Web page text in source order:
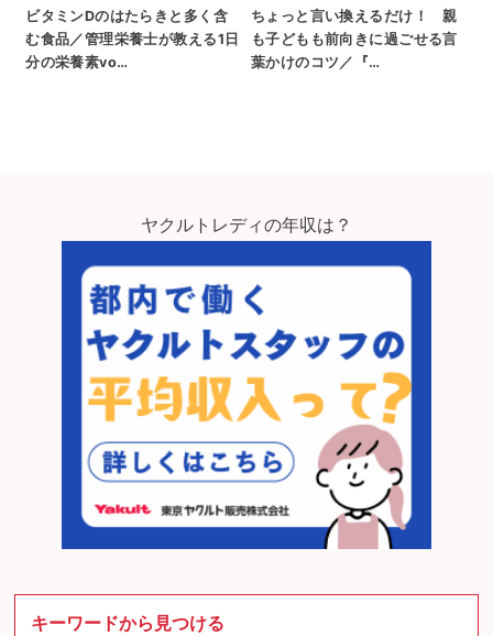
ビタミンDのはたらきと多く含
む食品／管理栄養士が教える1日
分の栄養素vo…
ちょっと言い換えるだけ！ 親
も子どもも前向きに過ごせる言
葉かけのコツ／『…
ヤクルトレディの年収は？
キーワードから見つける